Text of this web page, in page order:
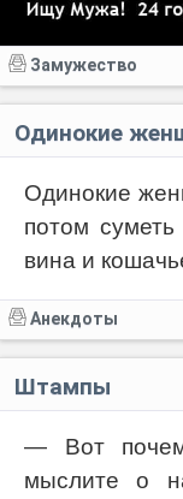
Замужество
Одинокие
Одинокие
потом
вина и
Анекдоты
Штампы
— Вот
мыслите о